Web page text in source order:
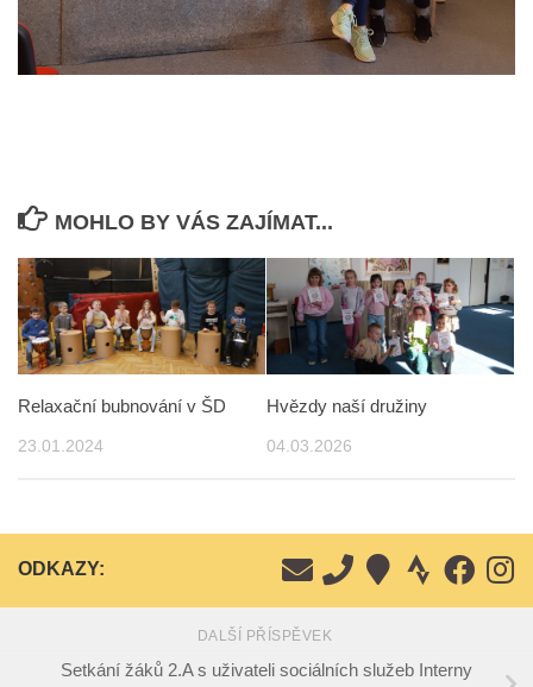
MOHLO BY VÁS ZAJÍMAT...
Relaxační bubnování v ŠD
23.01.2024
Hvězdy naší družiny
04.03.2026
ODKAZY:
DALŠÍ PŘÍSPĚVEK
Setkání žáků 2.A s uživateli sociálních služeb Interny